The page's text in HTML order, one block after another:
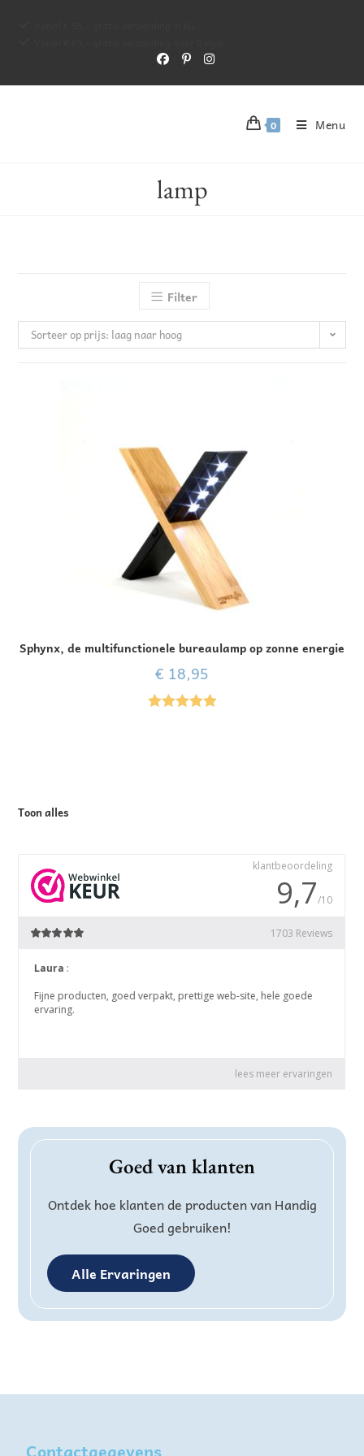
0 Menu
lamp
Filter
Sorteer op prijs: laag naar hoog
Sphynx, de multifunctionele bureaulamp op zonne energie
€ 18,95
Toon alles
Goed van klanten
Ontdek hoe klanten de producten van Handig
Goed gebruiken!
Alle Ervaringen